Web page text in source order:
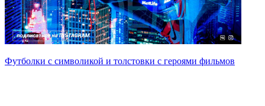
Футболки с символикой и толстовки с героями фильмов